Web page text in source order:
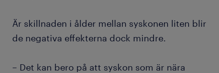
Är skillnaden i ålder mellan syskonen liten blir
de negativa effekterna dock mindre.
– Det kan bero på att syskon som är nära